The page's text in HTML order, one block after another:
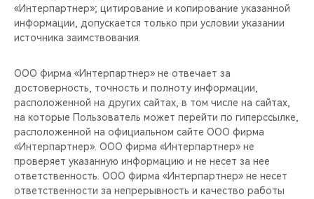
«Интерпартнер»; цитирование и копирование указанной
информации, допускается только при условии указании
источника заимствования.
ООО фирма «Интерпартнер» не отвечает за
достоверность, точность и полноту информации,
расположенной на других сайтах, в том числе на сайтах,
на которые Пользователь может перейти по гиперссылке,
расположенной на официальном сайте ООО фирма
«Интерпартнер». ООО фирма «Интерпартнер» не
проверяет указанную информацию и не несет за нее
ответственность. ООО фирма «Интерпартнер» не несет
ответственности за непрерывность и качество работы